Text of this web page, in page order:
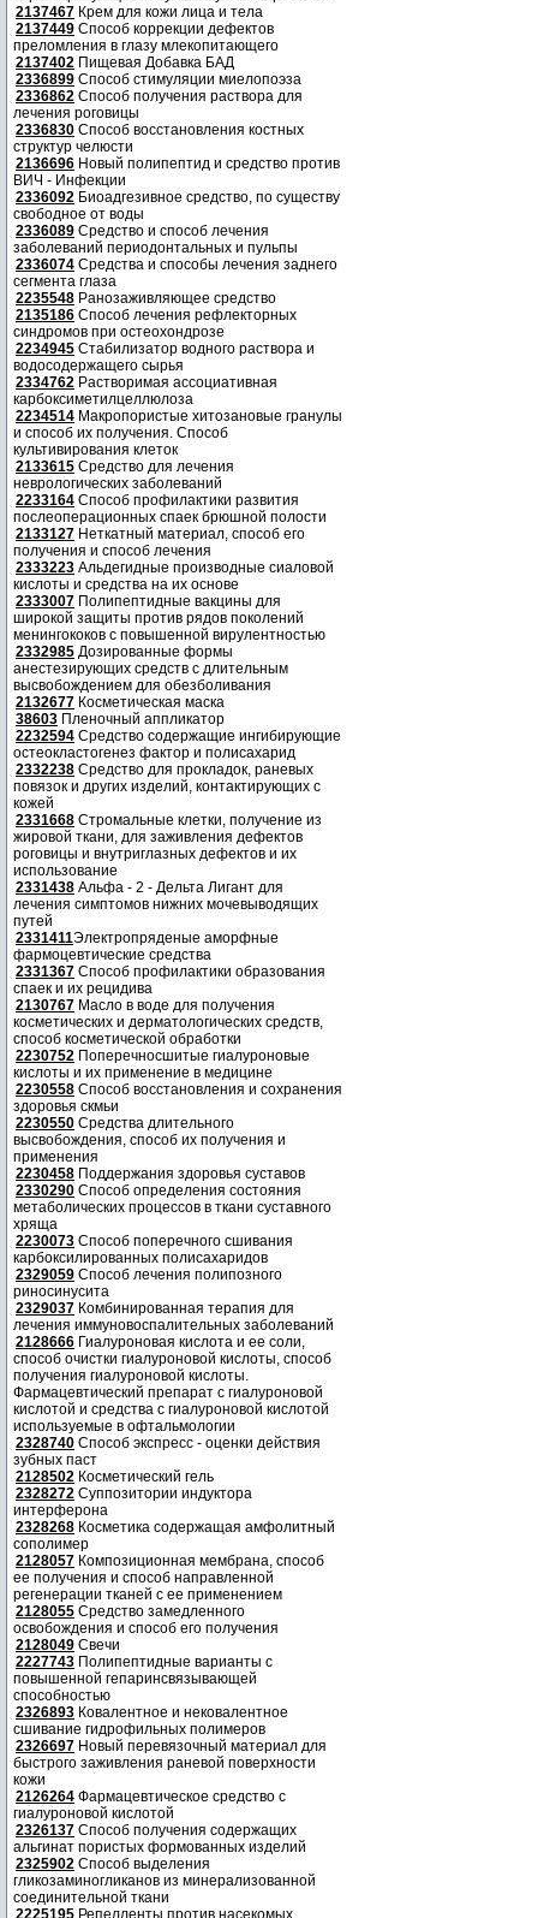
2137467 Крем для кожи лица и тела
2137449 Способ коррекции дефектов
преломления в глазу млекопитающего
2137402 Пищевая Добавка БАД
2336899 Способ стимуляции миелопоэза
2336862 Способ получения раствора для
лечения роговицы
2336830 Способ восстановления костных
структур челюсти
2136696 Новый полипептид и средство против
ВИЧ - Инфекции
2336092 Биоадгезивное средство, по существу
свободное от воды
2336089 Средство и способ лечения
заболеваний периодонтальных и пульпы
2336074 Средства и способы лечения заднего
сегмента глаза
2235548 Ранозаживляющее средство
2135186 Способ лечения рефлекторных
синдромов при остеохондрозе
2234945 Стабилизатор водного раствора и
водосодержащего сырья
2334762 Растворимая ассоциативная
карбоксиметилцеллюлоза
2234514 Макропористые хитозановые гранулы
и способ их получения. Способ
культивирования клеток
2133615 Средство для лечения
неврологических заболеваний
2233164 Способ профилактики развития
послеоперационных спаек брюшной полости
2133127 Неткатный материал, способ его
получения и способ лечения
2333223 Альдегидные производные сиаловой
кислоты и средства на их основе
2333007 Полипептидные вакцины для
широкой защиты против рядов поколений
менингококов с повышенной вирулентностью
2332985 Дозированные формы
анестезирующих средств с длительным
высвобождением для обезболивания
2132677 Косметическая маска
38603 Пленочный аппликатор
2232594 Средство содержащие ингибирующие
остеокластогенез фактор и полисахарид
2332238 Средство для прокладок, раневых
повязок и других изделий, контактирующих с
кожей
2331668 Стромальные клетки, получение из
жировой ткани, для заживления дефектов
роговицы и внутриглазных дефектов и их
использование
2331438 Альфа - 2 - Дельта Лигант для
лечения симптомов нижних мочевыводящих
путей
2331411Электропряденые аморфные
фармоцевтические средства
2331367 Способ профилактики образования
спаек и их рецидива
2130767 Масло в воде для получения
косметических и дерматологических средств,
способ косметической обработки
2230752 Поперечносшитые гиалуроновые
кислоты и их применение в медицине
2230558 Способ восстановления и сохранения
здоровья скмьи
2230550 Средства длительного
высвобождения, способ их получения и
применения
2230458 Поддержания здоровья суставов
2330290 Способ определения состояния
метаболических процессов в ткани суставного
хряща
2230073 Способ поперечного сшивания
карбоксилированных полисахаридов
2329059 Способ лечения полипозного
риносинусита
2329037 Комбинированная терапия для
лечения иммуновоспалительных заболеваний
2128666 Гиалуроновая кислота и ее соли,
способ очистки гиалуроновой кислоты, способ
получения гиалуроновой кислоты.
Фармацевтический препарат с гиалуроновой
кислотой и средства с гиалуроновой кислотой
используемые в офтальмологии
2328740 Способ экспресс - оценки действия
зубных паст
2128502 Косметический гель
2328272 Суппозитории индуктора
интерферона
2328268 Косметика содержащая амфолитный
сополимер
2128057 Композиционная мембрана, способ
ее получения и способ направленной
регенерации тканей с ее применением
2128055 Средство замедленного
освобождения и способ его получения
2128049 Свечи
2227743 Полипептидные варианты с
повышенной гепаринсвязывающей
способностью
2326893 Ковалентное и нековалентное
сшивание гидрофильных полимеров
2326697 Новый перевязочный материал для
быстрого заживления раневой поверхности
кожи
2126264 Фармацевтическое средство с
гиалуроновой кислотой
2326137 Способ получения содержащих
альгинат пористых формованных изделий
2325902 Способ выделения
гликозаминогликанов из минерализованной
соединительной ткани
2225195 Репелленты против насекомых